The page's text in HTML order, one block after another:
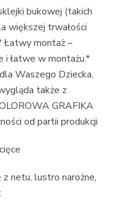
bukowej (takich
większej trwałości
Łatwy montaż –
łatwe w montażu.*
Waszego Dziecka,
także z
GRAFIKA
od partii produkcji
z netu, lustro narożne,